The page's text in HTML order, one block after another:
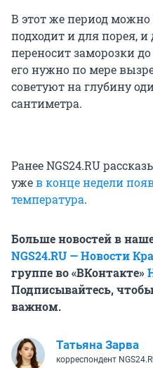
В этот же период можно
подходит и для порея,
переносит заморозки
его нужно по мере
советуют на глубину
сантиметра.
Ранее NGS24.RU
ужев конце недели
температура.
Больше новостей в
NGS24.RU — Новости
группе во «ВКонтакте»
Подписывайтесь,
важном.
Татьяна Зарва
корреспондент